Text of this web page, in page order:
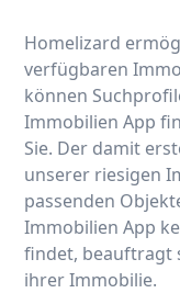
Homelizard
verfügbaren
können
Immobilien App
Sie. Der damit
unserer riesigen
passenden
Immobilien App
findet, beauftragt
ihrer Immobilie.